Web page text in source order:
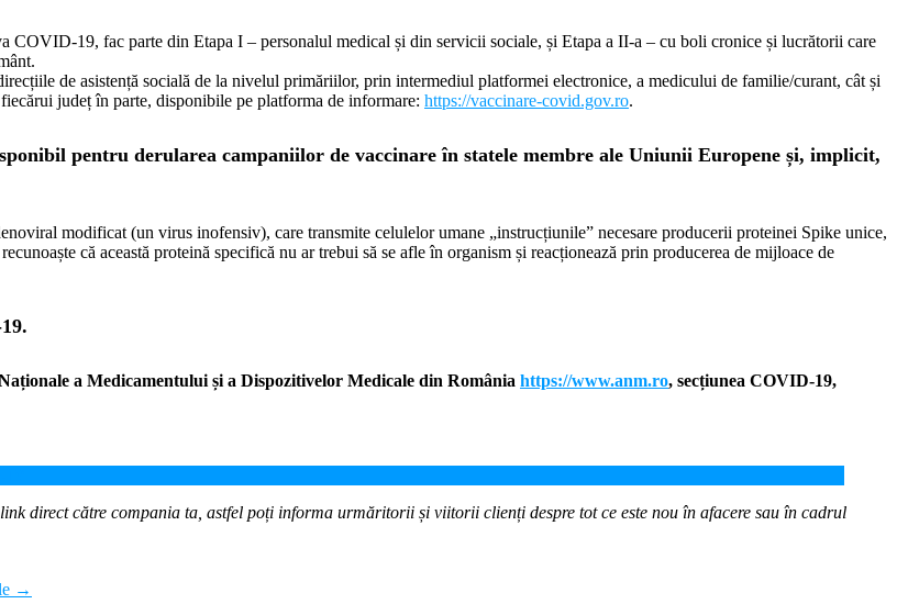
COVID-19, fac parte din Etapa I – personalul medical și din servicii sociale, și Etapa a II-a – cu boli cronice și lucrătorii care
de asistență socială de la nivelul primăriilor, prin intermediul platformei electronice, a medicului de familie/curant, cât și
județ în parte, disponibile pe platforma de informare: https://vaccinare-covid.gov.ro.
pentru derularea campaniilor de vaccinare în statele membre ale Uniunii Europene și, implicit,
modificat (un virus inofensiv), care transmite celulelor umane „instrucțiunile” necesare producerii proteinei Spike unice,
că această proteină specifică nu ar trebui să se afle în organism și reacționează prin producerea de mijloace de
a Medicamentului și a Dispozitivelor Medicale din România https://www.anm.ro, secțiunea COVID-19,
direct către compania ta, astfel poți informa urmăritorii și viitorii clienți despre tot ce este nou în afacere sau în cadrul
→